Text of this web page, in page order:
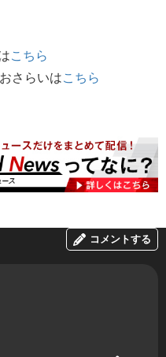
こちら
さらいはこちら
コメントする